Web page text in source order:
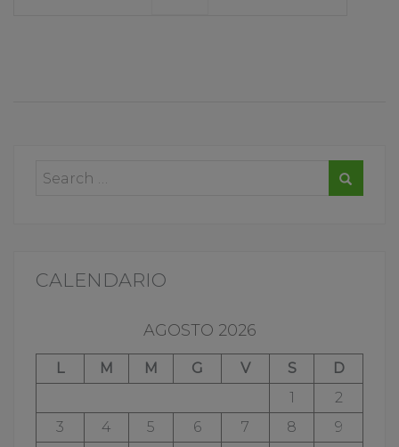
CALENDARIO
AGOSTO 2026
L M M G V S
D
1
2
3
4 5 6 7 8
9